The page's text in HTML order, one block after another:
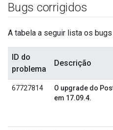
Bugs corrigidos
A tabela a seguir lista os
ID do
problema
Descrição
67727814
O upgrade do
em 17.09.4.